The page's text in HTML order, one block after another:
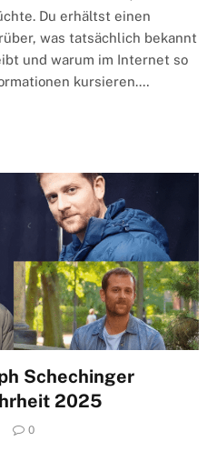
Du erhältst einen
was tatsächlich bekannt
und warum im Internet so
kursieren.…
Schechinger
2025
0